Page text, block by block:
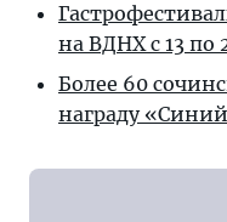
на ВДНХ с 13 по
Более 60
награду